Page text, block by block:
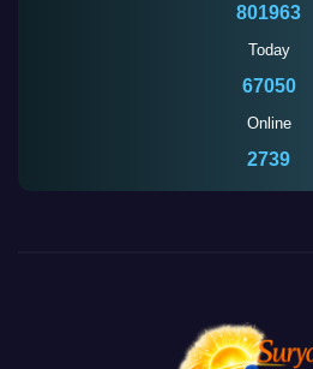
801963
Today
67050
Online
2739